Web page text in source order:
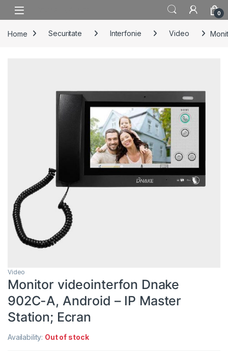
Skip to navigation
Skip to content
0
Home Securitate Interfonie Video
Video
Monitor videointerfon Dnake
902C-A, Android – IP Master
Station; Ecran
Availability: Out of stock